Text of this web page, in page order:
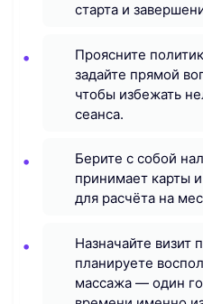
старта и
Проясните
задайте прямой
чтобы избежать
сеанса.
Берите с собой
принимает карты
для расчёта на
Назначайте визит
планируете
массажа — один